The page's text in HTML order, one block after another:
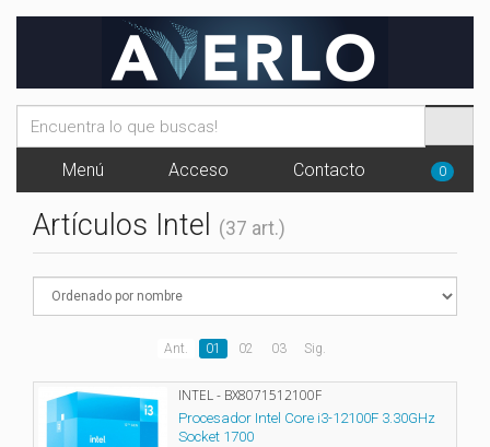
Menú Acceso Contacto 0
Artículos Intel (37 art.)
Ant. 01 02 03 Sig.
INTEL - BX8071512100F
Procesador Intel Core i3-12100F 3.30GHz
Socket 1700